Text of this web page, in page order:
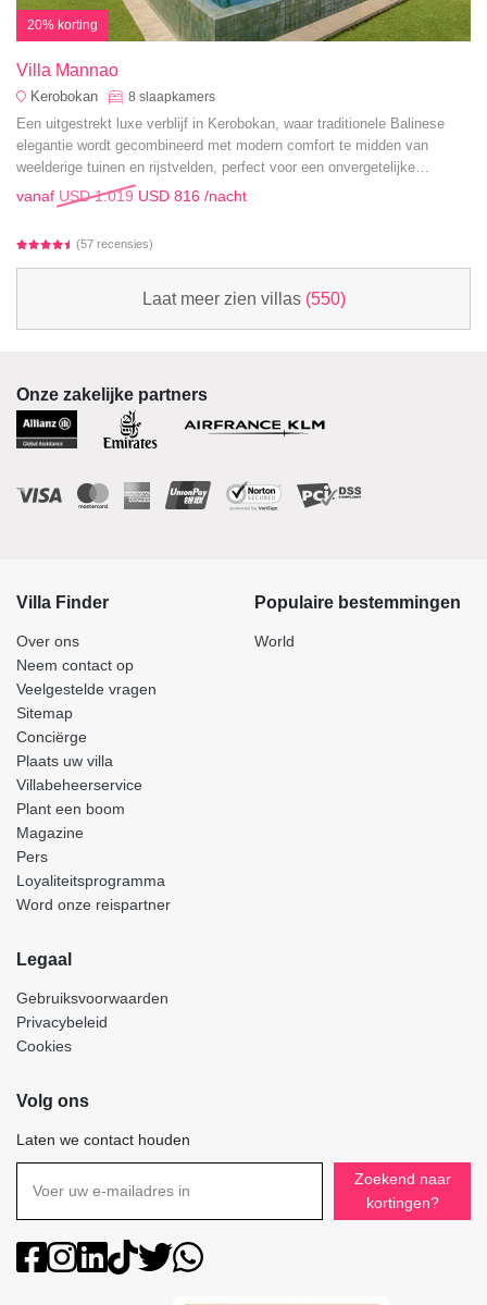
20% korting
Villa Mannao
Kerobokan 8 slaapkamers
Een uitgestrekt luxe verblijf in Kerobokan, waar traditionele Balinese
elegantie wordt gecombineerd met modern comfort te midden van
weelderige tuinen en rijstvelden, perfect voor een onvergetelijke
gezinsvakantie.
vanaf USD 1.019 USD 816 /nacht
(57 recensies)
Laat meer zien villas (550)
Onze zakelijke partners
Villa Finder
Over ons
Neem contact op
Veelgestelde vragen
Sitemap
Conciërge
Plaats uw villa
Villabeheerservice
Plant een boom
Magazine
Pers
Loyaliteitsprogramma
Word onze reispartner
Populaire bestemmingen
World
Legaal
Gebruiksvoorwaarden
Privacybeleid
Cookies
Volg ons
Laten we contact houden
Zoekend naar
kortingen?